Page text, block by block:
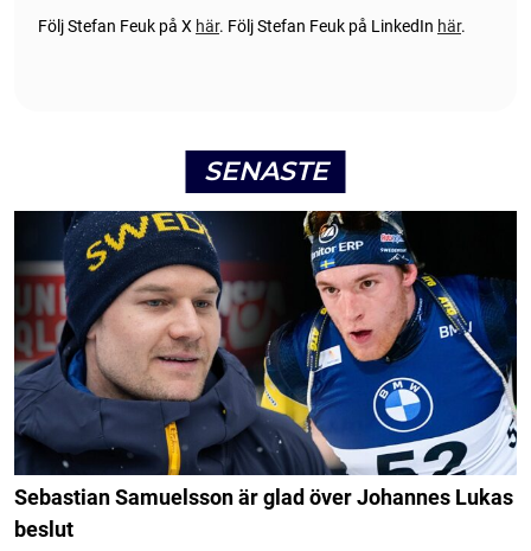
Följ Stefan Feuk på X här. Följ Stefan Feuk på LinkedIn här.
SENASTE
Sebastian Samuelsson är glad över Johannes Lukas
beslut